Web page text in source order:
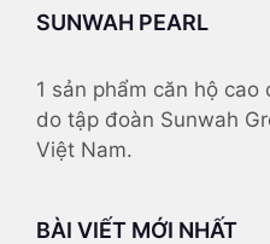
SUNWAH PEARL
1 sản phẩm căn hộ
do tập đoàn Sunwah
Việt Nam.
BÀI VIẾT MỚI NHẤT